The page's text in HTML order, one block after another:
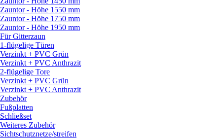
Zauntor - Höhe 1550 mm
Zauntor - Höhe 1750 mm
Zauntor - Höhe 1950 mm
Für Gitterzaun
1-flügelige Türen
Verzinkt + PVC Grün
Verzinkt + PVC Anthrazit
2-flügelige Tore
Verzinkt + PVC Grün
Verzinkt + PVC Anthrazit
Zubehör
Fußplatten
Schließset
Weiteres Zubehör
Sichtschutznetze/streifen